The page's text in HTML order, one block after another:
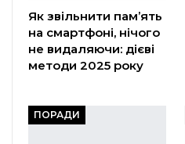
Як звільнити пам’ять
на смартфоні, нічого
не видаляючи: дієві
методи 2025 року
ПОРАДИ